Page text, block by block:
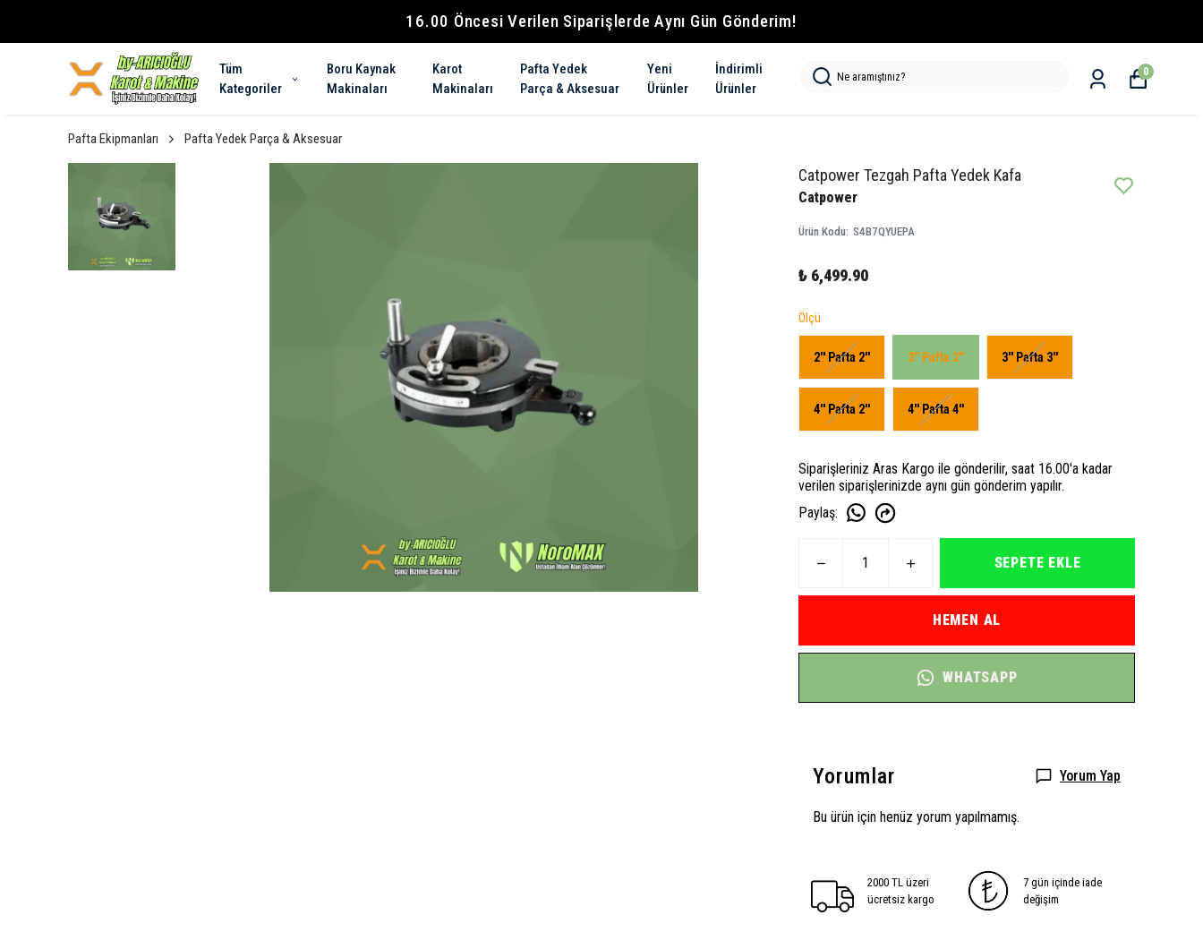
16.00 Öncesi Verilen Siparişlerde Aynı Gün Gönderim!
Tüm
Kategoriler
Boru Kaynak
Makinaları
Karot
Makinaları
Pafta Yedek
Parça & Aksesuar
Yeni
Ürünler
İndirimli
Ürünler
0
Pafta Ekipmanları Pafta Yedek Parça & Aksesuar
Catpower Tezgah Pafta Yedek Kafa
Catpower
Ürün Kodu: S4B7QYUEPA
₺ 6,499.90
Ölçü
2'' Pafta 2'' 3'' Pafta 2'' 3'' Pafta 3''
4'' Pafta 2'' 4'' Pafta 4''
Siparişleriniz Aras Kargo ile gönderilir, saat 16.00'a kadar
verilen siparişlerinizde aynı gün gönderim yapılır.
Paylaş:
SEPETE EKLE
HEMEN AL
WHATSAPP
Yorumlar Yorum Yap
Bu ürün için henüz yorum yapılmamış.
2000 TL üzeri
ücretsiz kargo
7 gün içinde iade
değişim